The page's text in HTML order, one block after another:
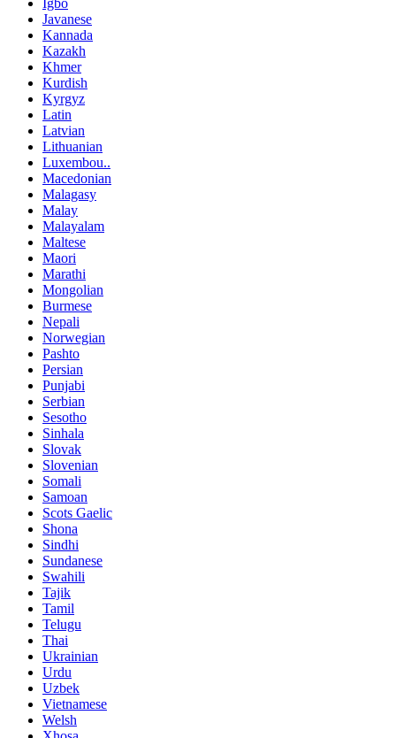
Javanese
Kannada
Kazakh
Khmer
Kurdish
Kyrgyz
Latin
Latvian
Lithuanian
Luxembou..
Macedonian
Malagasy
Malay
Malayalam
Maltese
Maori
Marathi
Mongolian
Burmese
Nepali
Norwegian
Pashto
Persian
Punjabi
Serbian
Sesotho
Sinhala
Slovak
Slovenian
Somali
Samoan
Scots Gaelic
Shona
Sindhi
Sundanese
Swahili
Tajik
Tamil
Telugu
Thai
Ukrainian
Urdu
Uzbek
Vietnamese
Welsh